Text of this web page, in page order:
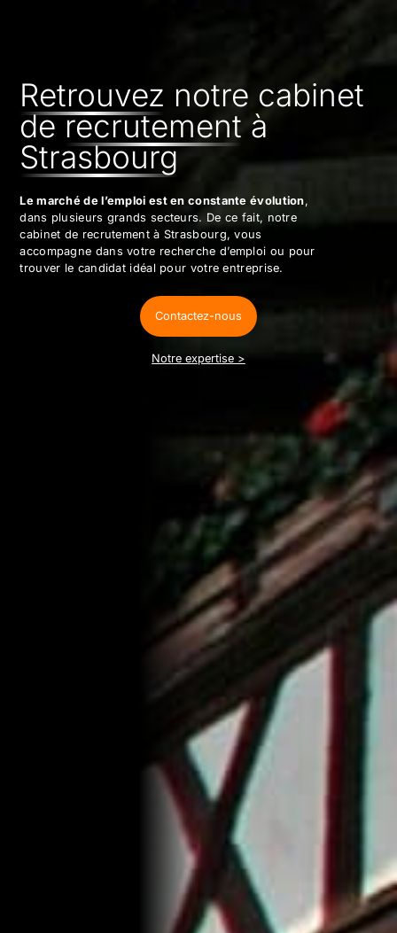
Retrouvez notre cabinet
derecrutement à
Strasbourg
Le marché de l’emploi est en constante évolution,
dans plusieurs grands secteurs. De ce fait, notre
cabinet de recrutement à Strasbourg, vous
accompagne dans votre recherche d’emploi ou pour
trouver le candidat idéal pour votre entreprise.
Contactez-nous
Notre expertise >